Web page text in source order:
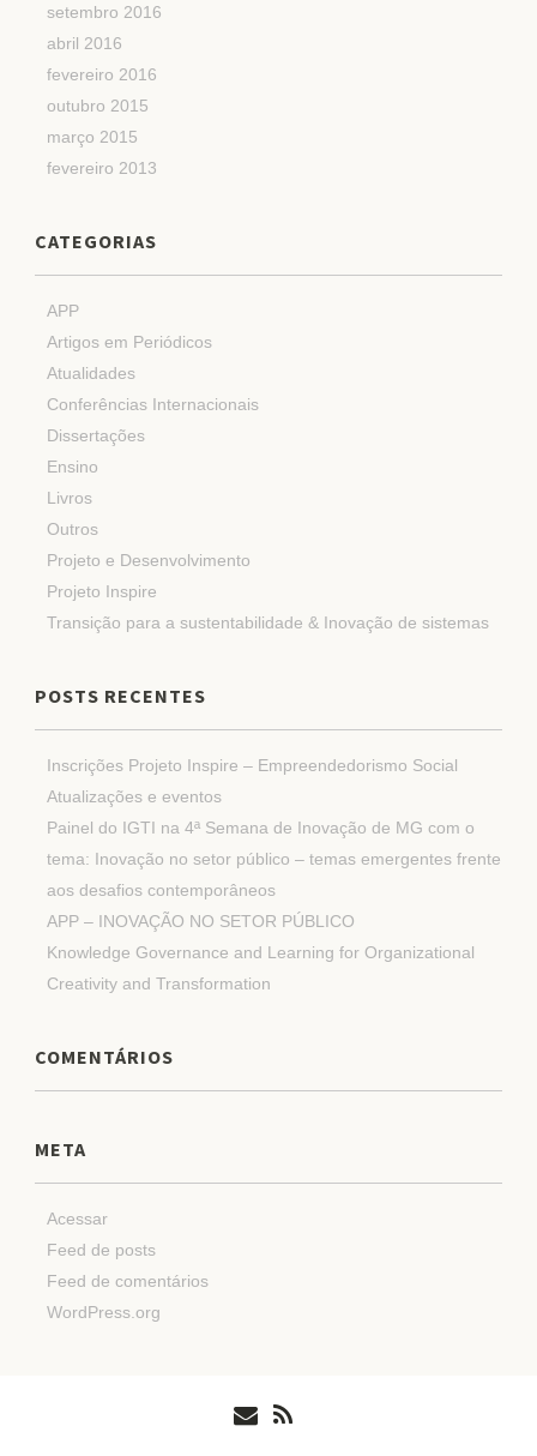
setembro 2016
abril 2016
fevereiro 2016
outubro 2015
março 2015
fevereiro 2013
CATEGORIAS
APP
Artigos em Periódicos
Atualidades
Conferências Internacionais
Dissertações
Ensino
Livros
Outros
Projeto e Desenvolvimento
Projeto Inspire
Transição para a sustentabilidade & Inovação de sistemas
POSTS RECENTES
Inscrições Projeto Inspire – Empreendedorismo Social
Atualizações e eventos
Painel do IGTI na 4ª Semana de Inovação de MG com o
tema: Inovação no setor público – temas emergentes frente
aos desafios contemporâneos
APP – INOVAÇÃO NO SETOR PÚBLICO
Knowledge Governance and Learning for Organizational
Creativity and Transformation
COMENTÁRIOS
META
Acessar
Feed de posts
Feed de comentários
WordPress.org